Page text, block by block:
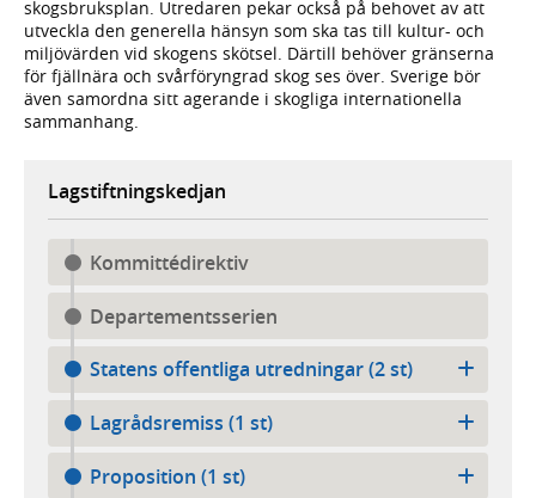
skogsbruksplan. Utredaren pekar också på behovet av att
utveckla den generella hänsyn som ska tas till kultur- och
miljövärden vid skogens skötsel. Därtill behöver gränserna
för fjällnära och svårföryngrad skog ses över. Sverige bör
även samordna sitt agerande i skogliga internationella
sammanhang.
Lagstiftningskedjan
Kommittédirektiv
Departementsserien
Statens offentliga utredningar (2 st)
Lagrådsremiss (1 st)
Proposition (1 st)